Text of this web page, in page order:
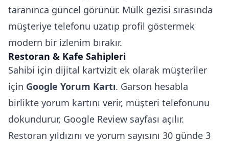
taranınca güncel görünür. Mülk gezisi sırasında
müşteriye telefonu uzatıp profil göstermek
modern bir izlenim bırakır.
Restoran & Kafe Sahipleri
Sahibi için dijital kartvizit ek olarak müşteriler
için Google Yorum Kartı. Garson hesabla
birlikte yorum kartını verir, müşteri telefonunu
dokundurur, Google Review sayfası açılır.
Restoran yıldızını ve yorum sayısını 30 günde 3